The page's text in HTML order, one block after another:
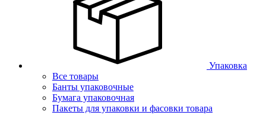
Упаковка
Все товары
Банты упаковочные
Бумага упаковочная
Пакеты для упаковки и фасовки товара